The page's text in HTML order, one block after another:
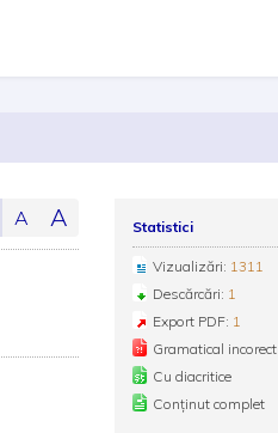
A A Statistici
Vizualizări: 1311
Descărcări: 1
Export PDF: 1
Gramatical incorect
Cu diacritice
Conținut complet